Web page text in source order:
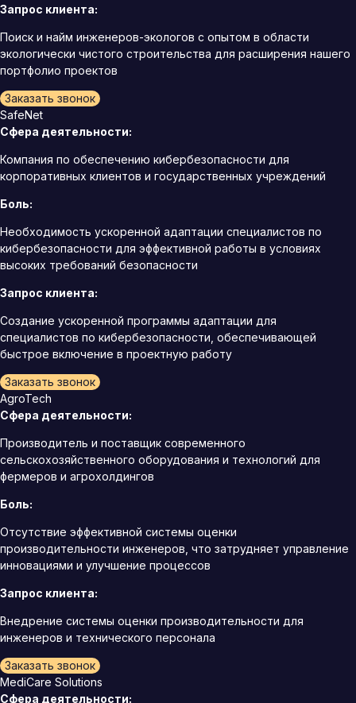
Запрос клиента:
Поиск и найм инженеров-экологов с опытом в области
экологически чистого строительства для расширения нашего
портфолио проектов
Заказать звонок
SafeNet
Сфера деятельности:
Компания по обеспечению кибербезопасности для
корпоративных клиентов и государственных учреждений
Боль:
Необходимость ускоренной адаптации специалистов по
кибербезопасности для эффективной работы в условиях
высоких требований безопасности
Запрос клиента:
Создание ускоренной программы адаптации для
специалистов по кибербезопасности, обеспечивающей
быстрое включение в проектную работу
Заказать звонок
AgroTech
Сфера деятельности:
Производитель и поставщик современного
сельскохозяйственного оборудования и технологий для
фермеров и агрохолдингов
Боль:
Отсутствие эффективной системы оценки
производительности инженеров, что затрудняет управление
инновациями и улучшение процессов
Запрос клиента:
Внедрение системы оценки производительности для
инженеров и технического персонала
Заказать звонок
MediCare Solutions
Сфера деятельности: